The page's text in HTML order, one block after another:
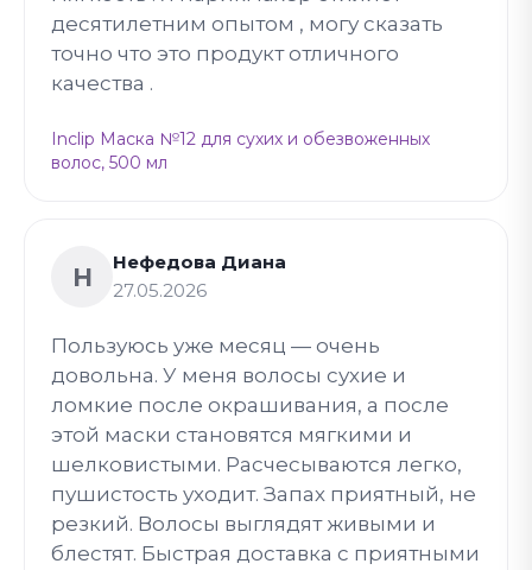
десятилетним опытом , могу сказать
точно что это продукт отличного
качества .
Inclip Маска №12 для сухих и обезвоженных
волос, 500 мл
Н
Нефедова Диана
27.05.2026
Пользуюсь уже месяц — очень
довольна. У меня волосы сухие и
ломкие после окрашивания, а после
этой маски становятся мягкими и
шелковистыми. Расчесываются легко,
пушистость уходит. Запах приятный, не
резкий. Волосы выглядят живыми и
блестят. Быстрая доставка с приятными